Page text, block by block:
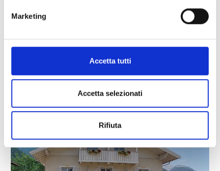
Marketing
Accetta tutti
Accetta selezionati
Rifiuta
RESIDENCE KIEM
Via del Castello 50
ferien.kiem@rolmail.net